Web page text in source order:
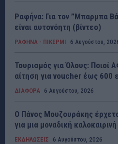
Ραφήνα: Για τον ”Μπαρμπα
είναι αυτονόητη (βίντεο)
ΡΑΦΗΝΑ - ΠΙΚΕΡΜΙ 6 Αυγούστου,
Τουρισμός για Όλους: Ποιοί
αίτηση για voucher έως 600
ΔΙΑΦΟΡΑ 6 Αυγούστου, 2026
Ο Πάνος Μουζουράκης
για μια μοναδική
ΕΚΔΗΛΩΣΕΙΣ 6 Αυγούστου, 2026